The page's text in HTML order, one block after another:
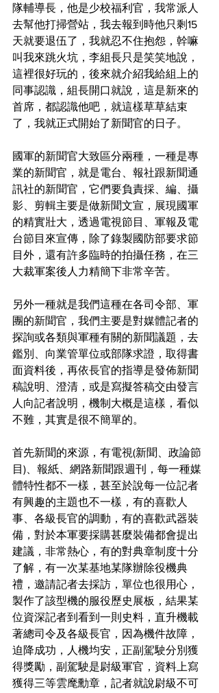
隊輔導長，他是少校福利官，我常派人
去幫他打掃營站，我去報到時他只剩15
天就要退伍了，我就忍不住抱怨，幹嘛
叫我來跳火坑，李組長只是笑笑地說，
這裡很好玩的，後來就介紹我給組上的
同事認識，組長開口就說，這是新來的
首席，都認識他吧，就這樣草草結束
了，我就正式開始了新聞官的日子。
國軍的新聞官大致區分兩種，一種是專
業的新聞官，就是電台、報社跟新聞通
訊社的新聞官，它們要負責採、編、攝
影、剪輯主要是做新聞文宣，展現國軍
的精實壯大，透過電視節目、軍報及電
台節目來宣傳，除了錄製國防部要求節
目外，還有許多臨時的拍攝任務，在三
大裁軍案後人力精簡下非常辛苦。
另外一種就是我們這種在各司令部、軍
團的新聞官，我們主要是對媒體記者的
探詢或各類與軍種有關的新聞議題，去
鑑別、向業管單位或部隊求證，取得書
面資料後，再依長官的指導是發佈新聞
稿說明、澄清，或是寫擬答稿交由發言
人向記者說明，機制大概是這樣，看似
不難，其實是很不簡單的。
首先新聞的來源，有電視(新聞、政論節
目)、報紙、網路新聞跟週刊，每一種媒
體特性都不一樣，甚至於說每一位記者
有興趣的主題也不一樣，有的喜歡人
事、各級長官的調動，有的喜歡武器裝
備，對於本軍要採購甚麼裝備都會提出
建議，非常熱心，有的對典章制度十分
了解，有一次某基地某隊辦除役機典
禮，邀請記者去採訪，單位也很用心，
製作了該型機的服役歷史展板，結果某
位資深記者到看到一則史料，直升機載
著總司令及各級長官，因為機件故障，
迫降成功，人機均安，正副駕駛分別獲
得獎勵，副駕駛是尉級軍官，資料上寫
獲得三等雲麾勳章，記者就說尉級不可